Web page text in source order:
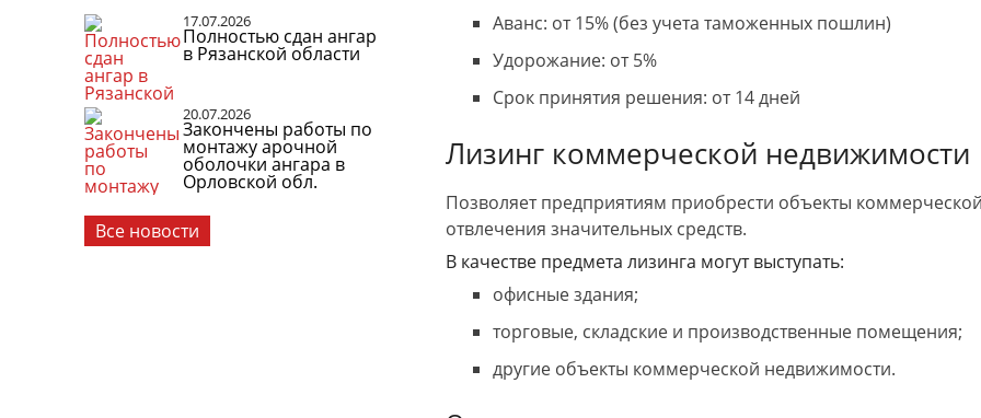
17.07.2026
Полностью сдан ангар
в Рязанской области
20.07.2026
Закончены работы по
монтажу арочной
оболочки ангара в
Орловской обл.
Все новости
Аванс: от 15% (без учета таможенных пошлин)
Удорожание: от 5%
Срок принятия решения: от 14 дней
Лизинг коммерческой недвижимости
Позволяет предприятиям приобрести объекты
отвлечения значительных средств.
В качестве предмета лизинга могут выступать:
офисные здания;
торговые, складские и производственные помещения;
другие объекты коммерческой недвижимости.